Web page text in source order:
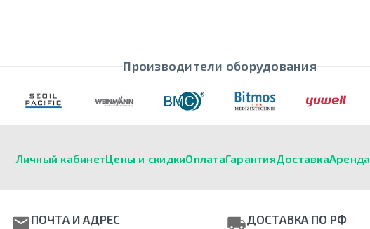
Производители оборудования
Личный кабинетЦены и скидкиОплатаГарантияДоставкаАренда
ПОЧТА И АДРЕС ДОСТАВКА ПО РФ